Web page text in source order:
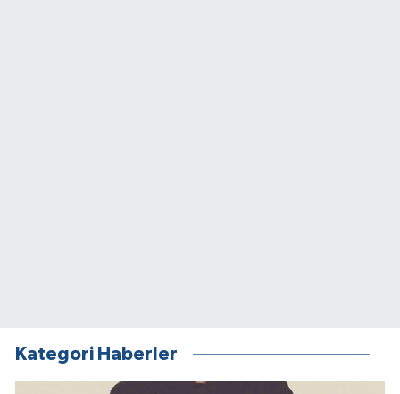
Kategori Haberler